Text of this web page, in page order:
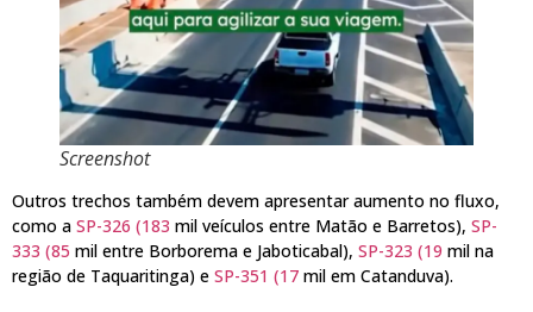
Screenshot
Outros trechos também devem apresentar aumento no fluxo,
como a SP-326 (183 mil veículos entre Matão e Barretos), SP-
333 (85 mil entre Borborema e Jaboticabal), SP-323 (19 mil na
região de Taquaritinga) e SP-351 (17 mil em Catanduva).